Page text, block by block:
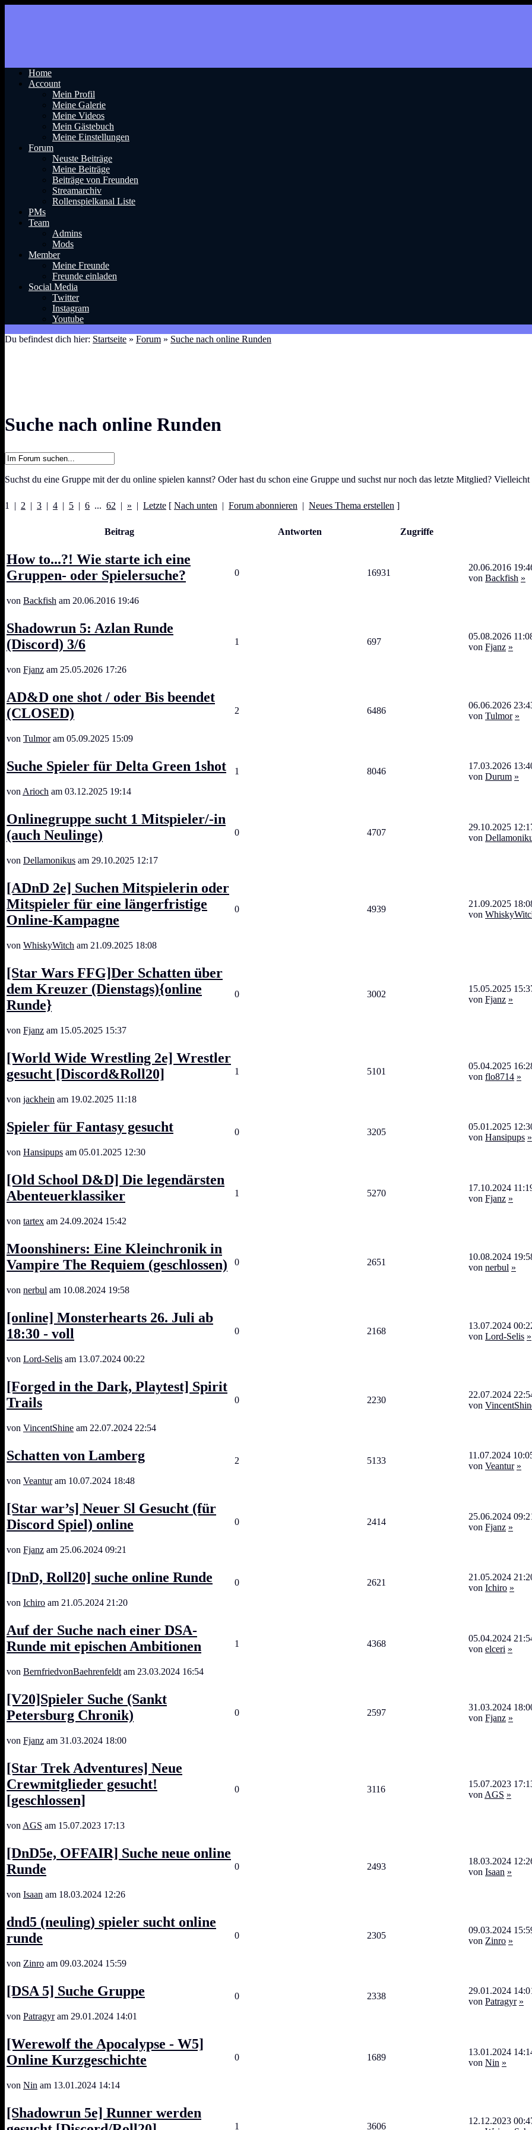
Home
Account
Mein Profil
Meine Galerie
Meine Videos
Mein Gästebuch
Meine Einstellungen
Forum
Neuste Beiträge
Meine Beiträge
Beiträge von Freunden
Streamarchiv
Rollenspielkanal Liste
PMs
Team
Admins
Mods
Member
Meine Freunde
Freunde einladen
Social Media
Twitter
Instagram
Youtube
Du befindest dich hier: Startseite » Forum » Suche nach online Runden
Suche nach online Runden
Suchst du eine Gruppe mit der du online spielen kannst? Oder hast du schon eine Gruppe und suchst nur noch das letzte Mitglied?
1 | 2 | 3 | 4 | 5 | 6 ... 62 | » | Letzte [ Nach unten | Forum abonnieren | Neues Thema erstellen ]
Beitrag Antworten Zugriffe
How to...?! Wie starte ich eine
Gruppen- oder Spielersuche?
von Backfish am 20.06.2016 19:46
0 16931
20.06.2016
von Backfish »
Shadowrun 5: Azlan Runde
(Discord) 3/6
von Fjanz am 25.05.2026 17:26
1 697
05.08.2026
von Fjanz »
AD&D one shot / oder Bis beendet
(CLOSED)
von Tulmoram 05.09.2025 15:09
2 6486
06.06.2026
von Tulmor »
Suche Spieler für Delta Green 1shot
von Arioch am 03.12.2025 19:14
1 8046
17.03.2026
von Durum »
Onlinegruppe sucht 1 Mitspieler/-in
(auch Neulinge)
von Dellamonikus am 29.10.2025 12:17
0 4707
29.10.2025
von
[ADnD 2e] Suchen Mitspielerin oder
Mitspieler für eine längerfristige
Online-Kampagne
von WhiskyWitch am 21.09.2025 18:08
0 4939
21.09.2025
von
[Star Wars FFG]Der Schatten über
dem Kreuzer (Dienstags){online
Runde}
von Fjanz am 15.05.2025 15:37
0 3002
15.05.2025
von Fjanz »
[World Wide Wrestling 2e] Wrestler
gesucht [Discord&Roll20]
von jackhein am 19.02.2025 11:18
1 5101
05.04.2025
von flo8714 »
Spieler für Fantasy gesucht
von Hansipups am 05.01.2025 12:30
0 3205
05.01.2025
von Hansipups »
[Old School D&D] Die legendärsten
Abenteuerklassiker
von tartex am 24.09.2024 15:42
1 5270
17.10.2024
von Fjanz »
Moonshiners: Eine Kleinchronik in
Vampire The Requiem (geschlossen)
von nerbul am 10.08.2024 19:58
0 2651
10.08.2024
von nerbul »
[online] Monsterhearts 26. Juli ab
18:30 - voll
von Lord-Selis am 13.07.2024 00:22
0 2168
13.07.2024
von Lord-Selis »
[Forged in the Dark, Playtest] Spirit
Trails
von VincentShine am 22.07.2024 22:54
0 2230
22.07.2024
von
Schatten von Lamberg
von Veanturam 10.07.2024 18:48
2 5133
11.07.2024
von Veantur »
[Star war’s] Neuer Sl Gesucht (für
Discord Spiel) online
von Fjanz am 25.06.2024 09:21
0 2414
25.06.2024
von Fjanz »
[DnD, Roll20] suche online Runde
von Ichiro am 21.05.2024 21:20
0 2621
21.05.2024
von Ichiro »
Auf der Suche nach einer DSA-
Runde mit epischen Ambitionen
von BernfriedvonBaehrenfeldt am 23.03.2024 16:54
1 4368
05.04.2024
von elceri »
[V20]Spieler Suche (Sankt
Petersburg Chronik)
von Fjanz am 31.03.2024 18:00
0 2597
31.03.2024
von Fjanz »
[Star Trek Adventures] Neue
Crewmitglieder gesucht!
[geschlossen]
von AGS am 15.07.2023 17:13
0 3116
15.07.2023
von AGS »
[DnD5e, OFFAIR] Suche neue online
Runde
von Isaan am 18.03.2024 12:26
0 2493
18.03.2024
von Isaan »
dnd5 (neuling) spieler sucht online
runde
von Zinro am 09.03.2024 15:59
0 2305
09.03.2024
von Zinro »
[DSA 5] Suche Gruppe
von Patragyram 29.01.2024 14:01
0 2338
29.01.2024
von Patragyr »
[Werewolf the Apocalypse - W5]
Online Kurzgeschichte
von Nin am 13.01.2024 14:14
0 1689
13.01.2024
von Nin »
[Shadowrun 5e] Runner werden
1 3606
12.12.2023